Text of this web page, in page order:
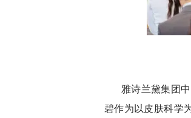
雅诗兰黛集团
碧作为以皮肤科学